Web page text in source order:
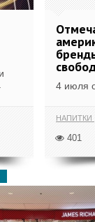
4 июля
НАПИТКИ
401